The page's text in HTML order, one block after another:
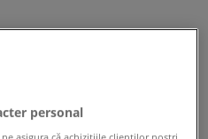
filtre.
personal